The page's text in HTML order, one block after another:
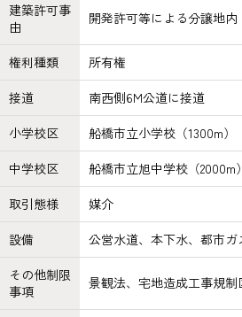
建築許可事
由
開発許可等による分譲地内
権利種類
所有権
接道
南西側6M公道に接道
小学校区
船橋市立小学校（1300m）
中学校区
船橋市立旭中学校（2000m）
取引態様
媒介
設備
公営水道、本下水、都市ガ
その他制限
事項
景観法、宅地造成工事規